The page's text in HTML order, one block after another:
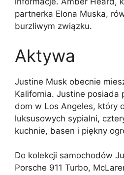
partnerka Elona Muska,
burzliwym związku.
Aktywa
Justine Musk obecnie
Kalifornia. Justine posiada
dom w Los Angeles, który
luksusowych sypialni,
kuchnie, basen i piękny
Do kolekcji samochodów
Porsche 911 Turbo,